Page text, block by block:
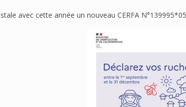
avec cette année un nouveau CERFA